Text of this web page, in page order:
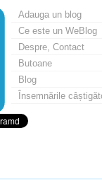
Adauga un blog
Ce este un WeBlog
Despre, Contact
Butoane
Blog
Însemnările